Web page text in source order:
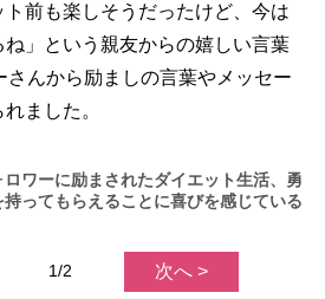
前も楽しそうだったけど、今は
ね」という親友からの嬉しい言葉
んから励ましの言葉やメッセー
ました。
ロワーに励まされたダイエット生活、勇
ってもらえることに喜びを感じている
1/2 次へ >